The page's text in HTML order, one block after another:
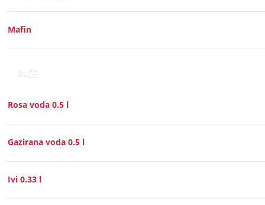
Mafin
PIĆE
Rosa voda 0.5 l
Gazirana voda 0.5 l
Ivi 0.33 l